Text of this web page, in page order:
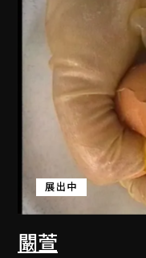
闞萱
展出中